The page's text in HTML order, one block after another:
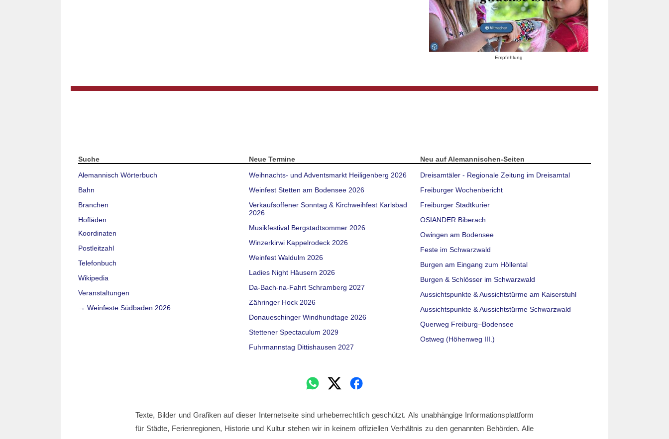
Empfehlung
Suche
Alemannisch Wörterbuch
Bahn
Branchen
Hofläden
Koordinaten
Postleitzahl
Telefonbuch
Wikipedia
Veranstaltungen
→ Weinfeste Südbaden 2026
Neue Termine
Weihnachts- und Adventsmarkt Heiligenberg 2026
Weinfest Stetten am Bodensee 2026
Verkaufsoffener Sonntag & Kirchweihfest Karlsbad
2026
Musikfestival Bergstadtsommer 2026
Winzerkirwi Kappelrodeck 2026
Weinfest Waldulm 2026
Ladies Night Häusern 2026
Da-Bach-na-Fahrt Schramberg 2027
Zähringer Hock 2026
Donaueschinger Windhundtage 2026
Stettener Spectaculum 2029
Fuhrmannstag Dittishausen 2027
Neu auf Alemannischen-Seiten
Dreisamtäler - Regionale Zeitung im Dreisamtal
Freiburger Wochenbericht
Freiburger Stadtkurier
OSIANDER Biberach
Owingen am Bodensee
Feste im Schwarzwald
Burgen am Eingang zum Höllental
Burgen & Schlösser im Schwarzwald
Aussichtspunkte & Aussichtstürme am Kaiserstuhl
Aussichtspunkte & Aussichtstürme Schwarzwald
Querweg Freiburg–Bodensee
Ostweg (Höhenweg III.)
Texte, Bilder und Grafiken auf dieser Internetseite sind urheberrechtlich geschützt. Als unabhängige Informationsplattform
für Städte, Ferienregionen, Historie und Kultur stehen wir in keinem offiziellen Verhältnis zu den genannten Behörden. Alle